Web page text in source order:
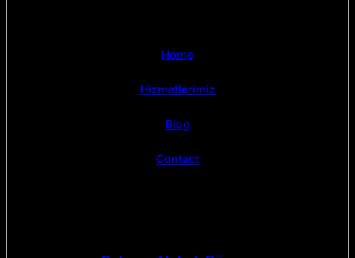
Home
Hizmetlerimiz
Blog
Contact